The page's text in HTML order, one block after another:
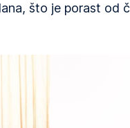
što je porast od